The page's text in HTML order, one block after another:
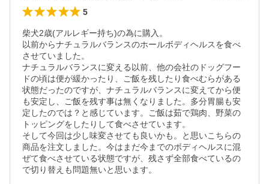
5
柴犬2歳(アルレギー持ち)の為に購入。
以前からナチュラルバランスのホールボディヘルスを食べ
させていました。
ナチュラルバランスに変える以前、他の会社のドッグフー
ドの頃は便が緩かったり、ご飯を残したり食べむらがある
状態だったのですが、ナチュラルバランスに変えてから便
も安定し、ご飯を残す事は無くなりました。多分胃腸も安
定したのでは？と感じています。ご飯は茹で鶏肉、野菜の
トッピングをしたりして食べさせています。
そして今回は少し味変させても良いかも。と思いこちらの
商品を注文しました。今はまだ今までのボディヘルスに混
ぜて食べさせている状態ですが、残さず全部食べているの
で切り替えも問題無いと思います。